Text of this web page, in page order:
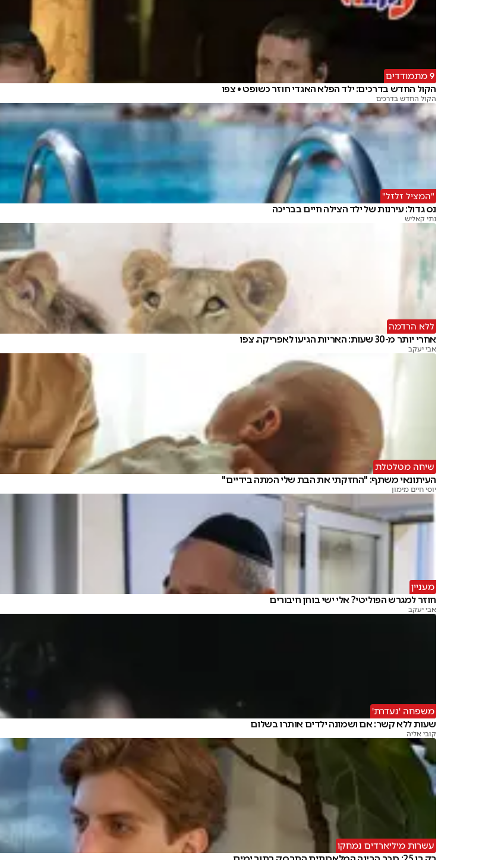
9 מתמודדים
הקול החדש בדרכים: ילד הפלא האגדי חוזר כשופט • צפו
הקול החדש בדרכים
"המציל זלזל"
נס גדול: עירנות של ילד הצילה חיים בבריכה
נתי קאליש
ללא הרדמה
אחרי יותר מ-30 שעות: האריות הגיעו לאפריקה. צפו
אבי יעקב
שיחה מטלטלת
העיתונאי משתף: "החזקתי את הבת שלי המתה בידיים"
יוסי חיים מימון
מעניין
חוזר למגרש הפוליטי? אלי ישי בוחן חיבורים
אבי יעקב
משפחה 'נעדרת'
שעות ללא קשר: אם ושמונה ילדים אותרו בשלום
קובי אליה
עשרות מיליארדים נמחקו